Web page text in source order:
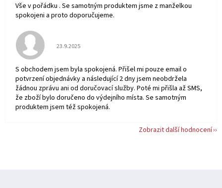
Vše v pořádku . Se samotným produktem jsme z manželkou
spokojeni a proto doporučujeme.
Hodnocení obchodu je 5 z 5 hvězdiček.
23.9.2025
S obchodem jsem byla spokojená. Přišel mi pouze email o
potvrzení objednávky a následující 2 dny jsem neobdržela
žádnou zprávu ani od doručovací služby. Poté mi přišla až SMS,
že zboží bylo doručeno do výdejního místa. Se samotným
produktem jsem též spokojená.
Zobrazit další hodnocení